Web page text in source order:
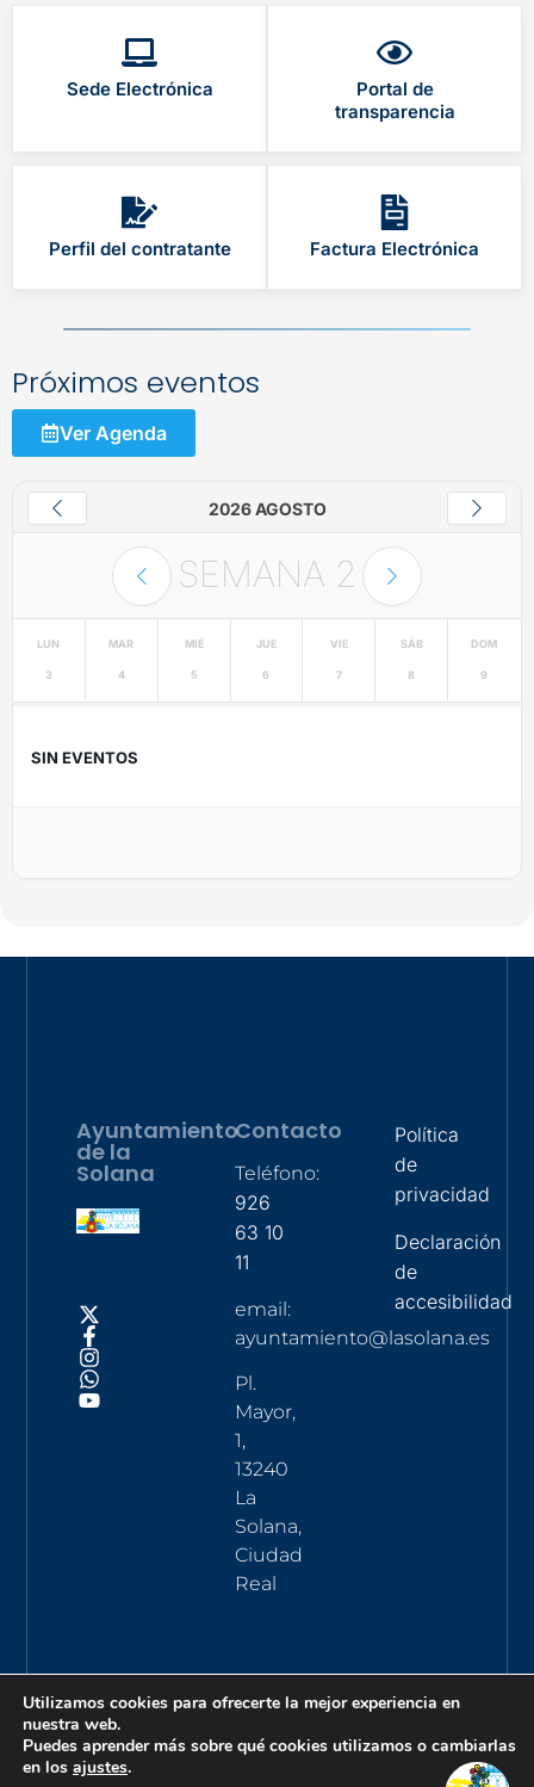
Sede Electrónica
Portal de
transparencia
Perfil del contratante Factura Electrónica
Próximos eventos
Ver Agenda
2026 AGOSTO
SEMANA 2
LUN
3
MAR
4
MIÉ
5
JUE
6
VIE
7
SÁB
8
DOM
9
SIN EVENTOS
Ayuntamiento
de la
Solana
Contacto
Teléfono:
926
63 10
11
email:
ayuntamiento@lasolana.es
Pl.
Mayor,
1,
13240
La
Solana,
Ciudad
Real
Política
de
privacidad
Declaración
de
accesibilidad
Utilizamos cookies para ofrecerte la mejor experiencia en
nuestra web.
Puedes aprender más sobre qué cookies utilizamos o cambiarlas
en los ajustes.